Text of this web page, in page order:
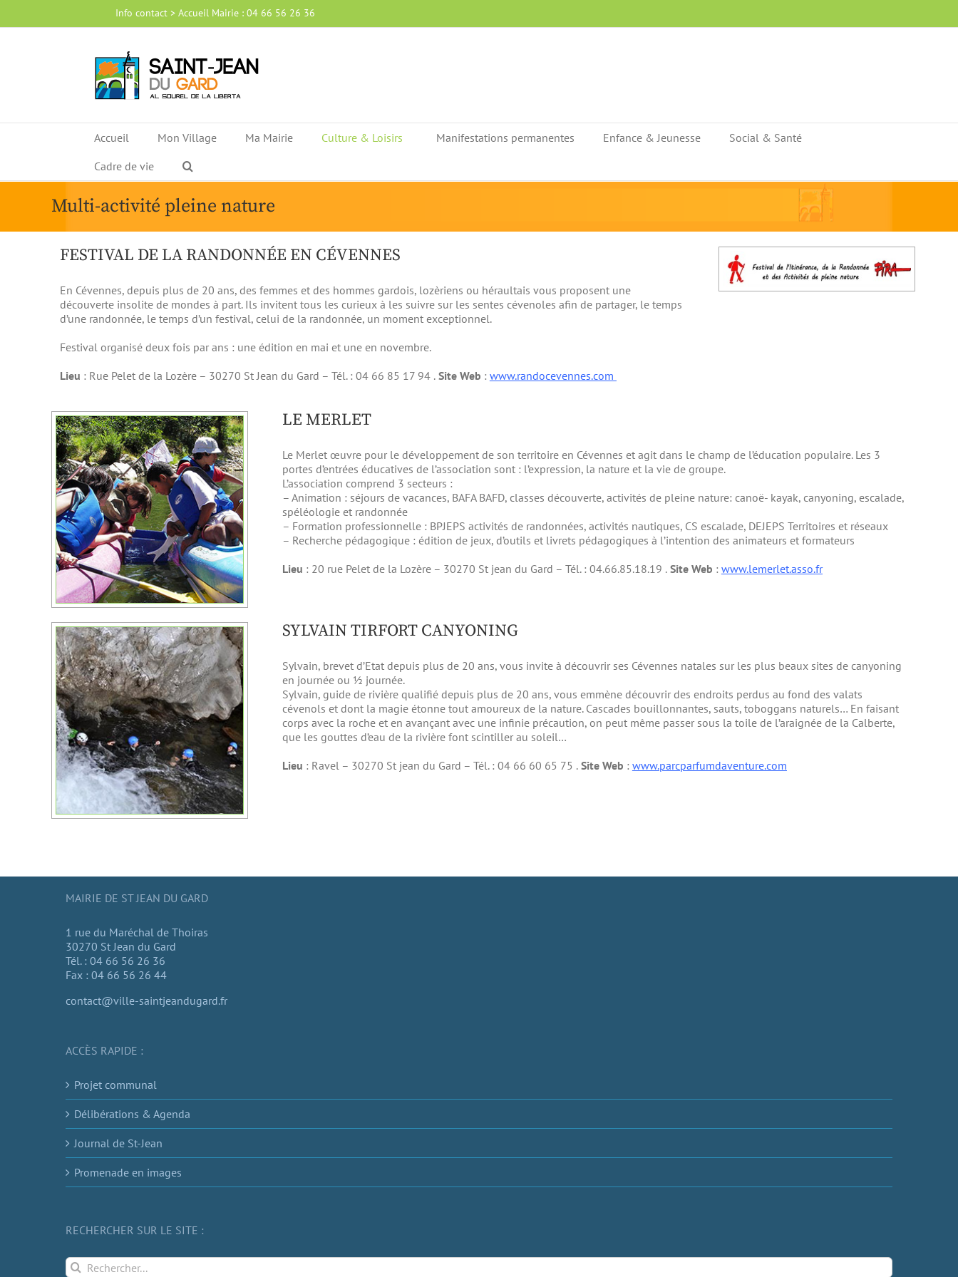
Info contact > Accueil Mairie : 04 66 56 26 36
Accueil Mon Village Ma Mairie Culture & Loisirs Manifestations permanentes Enfance & Jeunesse
Social & Santé
Cadre de vie
Multi-activité pleine nature
FESTIVAL DE LA RANDONNÉE EN CÉVENNES
En Cévennes, depuis plus de 20 ans, des femmes et des hommes gardois, lozèriens ou héraultais vous proposent une
découverte insolite de mondes à part. Ils invitent tous les curieux à les suivre sur les sentes cévenoles afin de partager, le temps
d’une randonnée, le temps d’un festival, celui de la randonnée, un moment exceptionnel.
Festival organisé deux fois par ans : une édition en mai et une en novembre.
Lieu : Rue Pelet de la Lozère – 30270 St Jean du Gard – Tél. : 04 66 85 17 94 .Site Web : www.randocevennes.com
LE MERLET
Le Merlet œuvre pour le développement de son territoire en Cévennes et agit dans le champ de l’éducation populaire. Les 3
portes d’entrées éducatives de l’association sont : l’expression, la nature et la vie de groupe.
L’association comprend 3 secteurs :
– Animation : séjours de vacances, BAFA BAFD, classes découverte, activités de pleine nature: canoë- kayak, canyoning, escalade,
spéléologie et randonnée
– Formation professionnelle : BPJEPS activités de randonnées, activités nautiques, CS escalade, DEJEPS Territoires et réseaux
– Recherche pédagogique : édition de jeux, d’outils et livrets pédagogiques à l’intention des animateurs et formateurs
Lieu : 20 rue Pelet de la Lozère – 30270 St jean du Gard – Tél. : 04.66.85.18.19 .Site Web : www.lemerlet.asso.fr
SYLVAIN TIRFORT CANYONING
Sylvain, brevet d’Etat depuis plus de 20 ans, vous invite à découvrir ses Cévennes natales sur les plus beaux sites de canyoning
en journée ou ½ journée.
Sylvain, guide de rivière qualifié depuis plus de 20 ans, vous emmène découvrir des endroits perdus au fond des valats
cévenols et dont la magie étonne tout amoureux de la nature. Cascades bouillonnantes, sauts, toboggans naturels… En faisant
corps avec la roche et en avançant avec une infinie précaution, on peut même passer sous la toile de l’araignée de la Calberte,
que les gouttes d’eau de la rivière font scintiller au soleil…
Lieu : Ravel – 30270 St jean du Gard – Tél. : 04 66 60 65 75 .Site Web : www.parcparfumdaventure.com
MAIRIE DE ST JEAN DU GARD
1 rue du Maréchal de Thoiras
30270 St Jean du Gard
Tél. : 04 66 56 26 36
Fax : 04 66 56 26 44
contact@ville-saintjeandugard.fr
ACCÈS RAPIDE :
Projet communal
Délibérations & Agenda
Journal de St-Jean
Promenade en images
RECHERCHER SUR LE SITE :
Rechercher: